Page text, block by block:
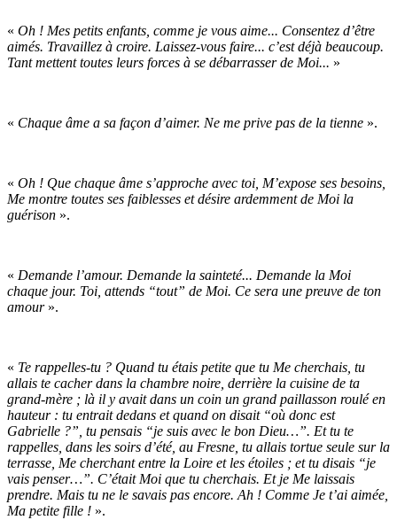
« Oh ! Mes petits enfants, comme je vous aime... Consentez d’être
aimés. Travaillez à croire. Laissez-vous faire... c’est déjà beaucoup.
Tant mettent toutes leurs forces à se débarrasser de Moi... »
« Chaque âme a sa façon d’aimer. Ne me prive pas de la tienne ».
« Oh ! Que chaque âme s’approche avec toi, M’expose ses besoins,
Me montre toutes ses faiblesses et désire ardemment de Moi la
guérison ».
« Demande l’amour. Demande la sainteté... Demande la Moi
chaque jour. Toi, attends “tout” de Moi. Ce sera une preuve de ton
amour ».
« Te rappelles-tu ? Quand tu étais petite que tu Me cherchais, tu
allais te cacher dans la chambre noire, derrière la cuisine de ta
grand-mère ; là il y avait dans un coin un grand paillasson roulé en
hauteur : tu entrait dedans et quand on disait “où donc est
Gabrielle ?”, tu pensais “je suis avec le bon Dieu…”. Et tu te
rappelles, dans les soirs d’été, au Fresne, tu allais tortue seule sur la
terrasse, Me cherchant entre la Loire et les étoiles ; et tu disais “je
vais penser…”. C’était Moi que tu cherchais. Et je Me laissais
prendre. Mais tu ne le savais pas encore. Ah ! Comme Je t’ai aimée,
Ma petite fille ! ».